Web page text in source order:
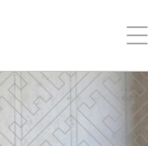
Sie